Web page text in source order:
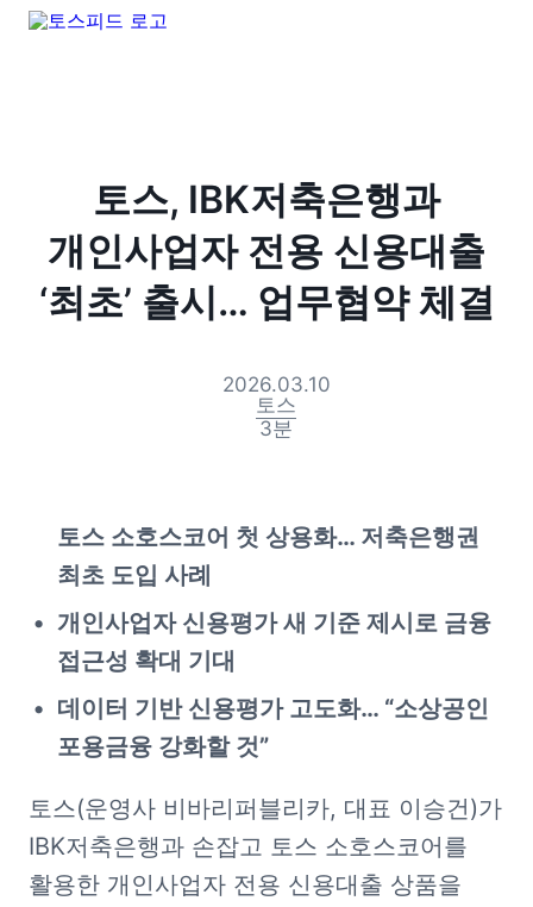
토스, IBK저축은행과
개인사업자 전용 신용대출
‘최초’ 출시… 업무협약 체결
2026.03.10
토스
3분
토스 소호스코어 첫 상용화… 저축은행권
최초 도입 사례
개인사업자 신용평가 새 기준 제시로 금융
접근성 확대 기대
데이터 기반 신용평가 고도화… “소상공인
포용금융 강화할 것”
토스(운영사 비바리퍼블리카, 대표 이승건)가
IBK저축은행과 손잡고 토스 소호스코어를
활용한 개인사업자 전용 신용대출 상품을